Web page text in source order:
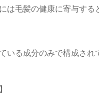
毛髪の健康に寄与する
いる成分のみで構成さ